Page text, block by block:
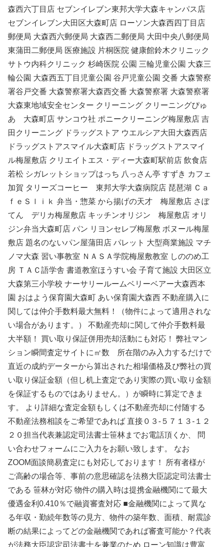
森西六丁目店 セブンイレブン東邦大学大森キャンパス店
セブンイレブン大田区大森町店 ローソン大森西四丁目店
郵便局 大森西六郵便局 大森西二郵便局 大田中央八郵便局
東蒲田二郵便局 医療施設 片桐医院 健康館鈴木クリニック
サトウ内科クリニック 杉崎医院 公園 三輪児童公園 大森三
輪公園 大森西五丁目児童公園 谷戸児童公園 交番 大森警察
署谷戸交番 大森警察署大森西交番 大森警察署 大森警察署
大森東地域安全センター クリーニング クリーニングぴゅ
あ 大森町店 サンコウ社 ポニークリーニング梅屋敷店 吉
田クリーニング ドラッグストア ウエルシア大田大森西店
ドラッグストアスマイル大森町店 ドラッグストアスマイ
ル梅屋敷店 クリエイトエス・ディー大森町駅前店 飲食店
若松 シガレットショップはっち 八っさん亭 すずき カフェ
加賀 タリーズコーヒー 東邦大学大森病院店 琵琶湖 Ｃａ
ｆｅＳｌｉｋ 弁当・惣菜 から揚げの天才 梅屋敷店 さぼ
てん デリカ梅屋敷店 キッチンオリジン 梅屋敷店 オリ
ジン弁当大森町店 パン リヨンセレブ梅屋敷 ボヌール梅屋
敷店 題名のないパン屋蒲田店 パレット 大型商業施設 マチ
ノマ大森 習い事教室 ＮＡＳＡ学院梅屋敷教室 しののめ工
房 ＴＡＣ語学舎 書道教室ほうすい会 子育て施設 大田区立
大森第三小学校 ナーサリールームベリーベアー大森西本
園 おはよう保育園大森町 あい保育園大森西 不動産購入に
関しては仲介手数料最大無料！（物件によって適用されな
い場合があります。） 不動産売却に関して仲介手数料最
大半額！ 買い取り保証併用売却活動にも対応！ 弊社マン
ション瞬間査定サイトに㎡数 所在階のみ入力するだけで
直近の成約データーから算出された相場価格及び弊社の買
い取り保証金額（但し机上査定であり実際の買い取り金額
を保証するものではありません。）が瞬時に算定できま
す。 より詳細な査定金額もしくは不動産売却に付随する
不動産法務相談をご希望であれば 直接０３-５７１３-１２
２０担当代表兼認定司法書士笹林までお電話頂くか、 問
い合わせフォームにご入力をお願い致します。 なお
ZOOM面談簡易査定にも対応しております！ 所有者様が
ご高齢の場合等、事前の意思確認を法務大臣認定司法書士
である 笹林が対応 物件の購入時は提携金融機関にて最大
優遇金利0.410％で融資審査対応 ■金融機関によって異な
る年収・勤続年数等の見方、物件の築年数、面積、耐震診
断の結果によってどの金融機関であれば審査可能か？代表
が法務大臣認定司法書士を兼業のため ローン知識は豊富